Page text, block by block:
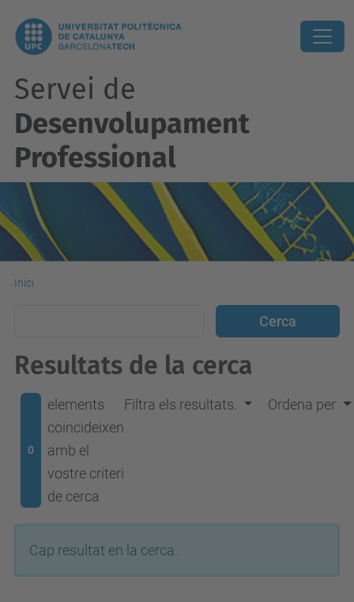
Servei de
Desenvolupament
Professional
Inici
Resultats de la cerca
0
elements
coincideixen
amb el
vostre criteri
de cerca
Filtra els resultats. Ordena per
Cap resultat en la cerca.